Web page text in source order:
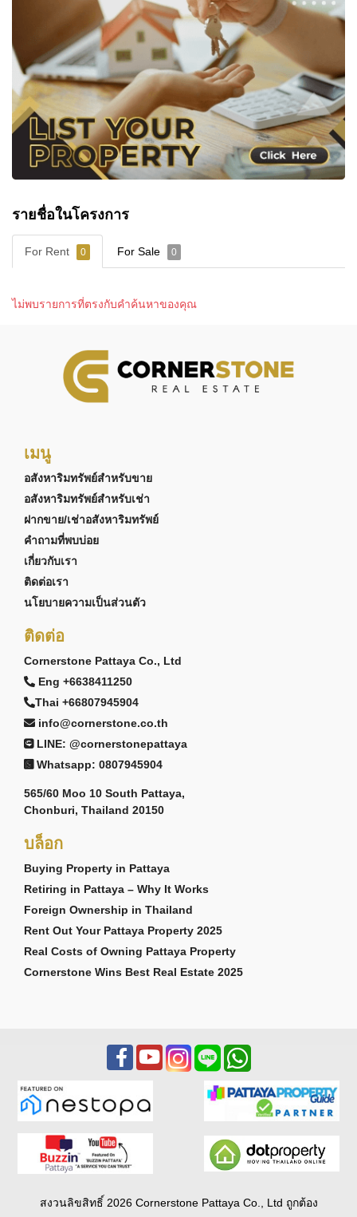
ซื้อที่ต้องการสัมผัสความสงบของพัทยาตะวันออก
พร้อมการเดินทางที่สะดวกไปยังโรงเรียนนานาชาติ
ศูนย์ธุรกิจ และตัวเมืองพัทยา
ด้วยจำนวนบ้านเพียง 14 หลัง โครงการจึงมี
บรรยากาศที่เงียบกว่า เป็นส่วนตัวกว่า และให้ความ
รู้สึกของชุมชนคุณภาพ แตกต่างจากโครงการขนาด
ใหญ่ที่มีบ้านจำนวนมาก
และมอเตอร์เวย์สาย 7 ยังช่วยให้การเดินทางไปยัง
(EEC) สนามบินนานาชาติอู่ตะเภา และตัวเมืองพัทยา
สำหรับผู้ที่เดินทางทำงานเป็นประจำ ทำเลแห่งนี้ช่วย
สามารถกลับมาพักผ่อนในบ้านที่เงียบสงบเมื่อสิ้นสุด
สำหรับครอบครัว จุดเด่นของโครงการไม่ได้อยู่เพียง
โรงเรียนนานาชาติชั้นนำ พร้อมสิ่งอำนวยความ
สะดวกที่ตอบโจทย์การใช้ชีวิตระยะยาว
รายล้อมด้วยโรงเรียนนานาชาติชั้นนำ
พัทยาตะวันออกได้กลายเป็นศูนย์กลางด้านการศึกษา
นานาชาติของเมือง และเป็นหนึ่งในเหตุผลสำคัญที่
ทำให้ครอบครัวจำนวนมากเลือกย้ายมาอยู่อาศัยใน
ยังโรงเรียนนานาชาติชื่อดังหลายแห่งได้อย่างสะดวก
ได้แก่ Regents International School Pattaya
Rugby School Thailand
International School (MIS)
และHighgate International School Thailand
ระยะใกล้ ช่วยให้ผู้ปกครองสามารถเลือกโรงเรียนที่
ไกลทุกวัน
สำหรับผู้ซื้อจำนวนมาก โดยเฉพาะครอบครัวชาวต่าง
ตัวบ้าน และนี่คือหนึ่งในเหตุผลที่ทำให้พัทยาตะวัน
ออกยังคงได้รับความนิยมอย่างต่อเนื่อง
มีบ้านที่สวยงาม แต่ยังหมายถึงการได้ใช้ชีวิต
ท่ามกลางสิ่งอำนวยความสะดวกและกิจกรรมที่หลาก
หลายของพัทยาตะวันออก
และการออกกำลังกาย ไม่ว่าจะเป็นการวิ่ง เดิน ปั่น
จักรยาน ร้านกาแฟ ร้านอาหาร และพื้นที่สีเขียวที่
เหมาะสำหรับการใช้เวลาร่วมกับครอบครัว
รายชื่อในโครงการ
For Rent 0 For Sale 0
ไม่พบรายการที่ตรงกับคำค้นหาของคุณ
เมนู
อสังหาริมทรัพย์สำหรับขาย
อสังหาริมทรัพย์สำหรับเช่า
ฝากขาย/เช่าอสังหาริมทรัพย์
คำถามที่พบบ่อย
เกี่ยวกับเรา
ติดต่อเรา
นโยบายความเป็นส่วนตัว
ติดต่อ
Cornerstone Pattaya Co., Ltd
Eng +6638411250
Thai +66807945904
info@cornerstone.co.th
LINE: @cornerstonepattaya
Whatsapp: 0807945904
565/60 Moo 10 South Pattaya,
Chonburi, Thailand 20150
บล็อก
Buying Property in Pattaya
Retiring in Pattaya – Why It Works
Foreign Ownership in Thailand
Rent Out Your Pattaya Property 2025
Real Costs of Owning Pattaya Property
Cornerstone Wins Best Real Estate 2025
สงวนลิขสิทธิ์ 2026 Cornerstone Pattaya Co., Ltd ถูกต้อง